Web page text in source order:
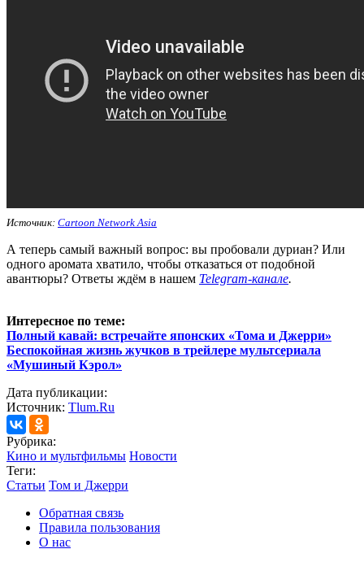
Источник: Cartoon Network Asia
А теперь самый важный вопрос: вы пробовали дуриан? Или
одного аромата хватило, чтобы отказаться от подобной
авантюры? Ответы ждём в нашем Telegram-канале.
Интересное по теме:
Полный кавай: встречайте японских «Тома и Джерри»
Беспокойная жизнь жучков в трейлере мультсериала
«Мушиный Кэрол»
Дата публикации:
Источник: Tlum.Ru
Рубрика:
Кино и мультфильмы Новости
Теги:
Статьи Том и Джерри
Обратная связь
Правила пользования
О нас